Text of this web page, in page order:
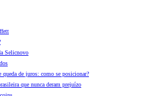
Selicnovo
de juros: como se posicionar?
que nunca deram prejuízo